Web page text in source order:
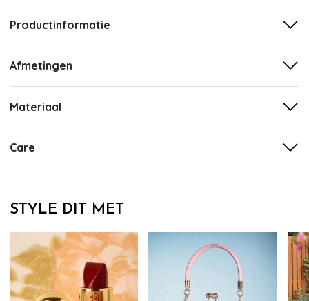
Productinformatie
Afmetingen
Materiaal
Care
STYLE DIT MET